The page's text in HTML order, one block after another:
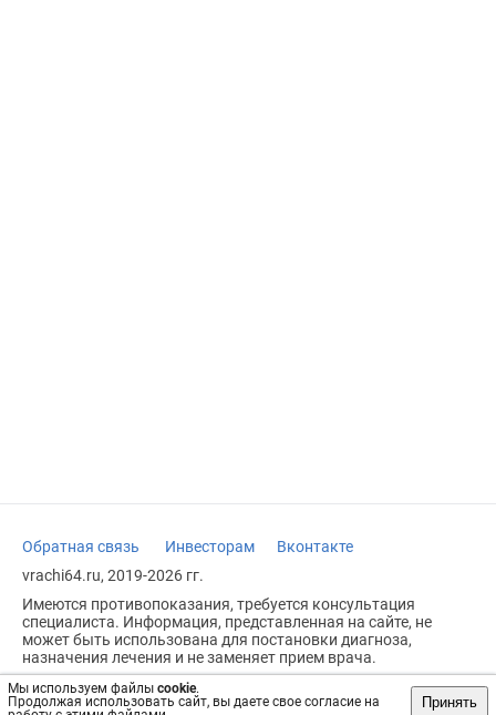
Мы используем файлы cookie.
Продолжая использовать сайт, вы даете свое согласие на
Принять
Обратная связь Инвесторам
Вконтакте
vrachi64.ru, 2019-2026 гг.
Имеются противопоказания, требуется консультация
специалиста. Информация, представленная на сайте, не
может быть использована для постановки диагноза,
назначения лечения и не заменяет прием врача.
Возрастное ограничение: 18+